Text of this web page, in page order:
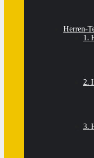
Herren-
1.
2.
3.